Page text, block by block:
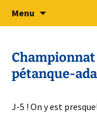
Comité
Adapté 49
Sport Adapté 49
Menu
Championnat
pétanque-
J-5 ! On y est